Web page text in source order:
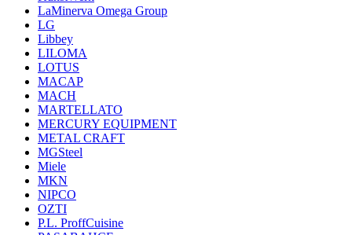
LaMinerva Omega Group
LG
Libbey
LILOMA
LOTUS
MACAP
MACH
MARTELLATO
MERCURY EQUIPMENT
METAL CRAFT
MGSteel
Miele
MKN
NIPCO
OZTI
P.L. ProffСuisine